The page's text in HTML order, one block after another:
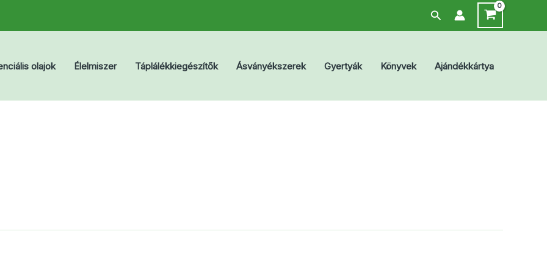
Search
olajok Élelmiszer Táplálékkiegészítők Ásványékszerek Gyertyák Könyvek Ajándékkártya